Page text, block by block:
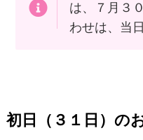
は、７月３
わせは、当
初日（３１日）の